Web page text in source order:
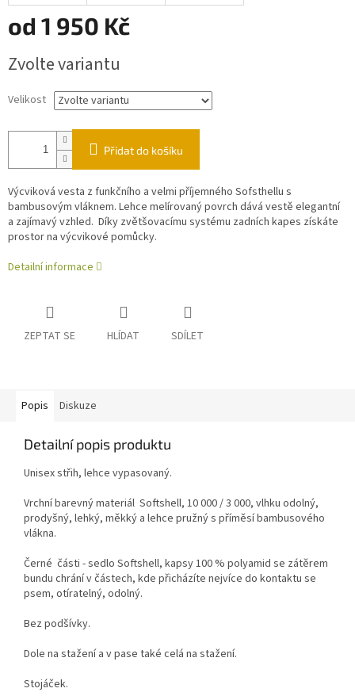
od 1 950 Kč
cena:
Zvolte variantu
Velikost
Přidat do košíku
Výcviková vesta z funkčního a velmi příjemného Sofsthellu s
bambusovým vláknem. Lehce melírovaný povrch dává vestě elegantní
a zajímavý vzhled. Díky zvětšovacímu systému zadních kapes získáte
prostor na výcvikové pomůcky.
Detailní informace
ZEPTAT SE HLÍDAT SDÍLET
Popis Diskuze
Detailní popis produktu
Unisex střih, lehce vypasovaný.
Vrchní barevný materiál Softshell, 10 000 / 3 000, vlhku odolný,
prodyšný, lehký, měkký a lehce pružný s příměsí bambusového
vlákna.
Černé části - sedlo Softshell, kapsy 100 % polyamid se zátěrem
bundu chrání v částech, kde přicházíte nejvíce do kontaktu se
psem, otíratelný, odolný.
Bez podšívky.
Dole na stažení a v pase také celá na stažení.
Stojáček.